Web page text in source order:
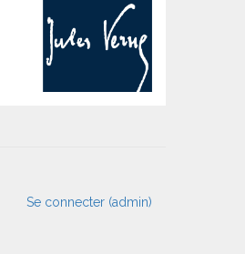
Se connecter (admin)